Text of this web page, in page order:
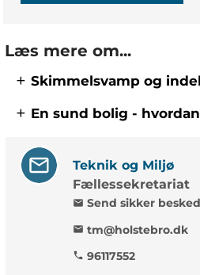
Læs mere om...
Skimmelsvamp og
En sund bolig - hvordan
Teknik og Miljø
Fællessekretariat
mail Send sikker besked
mail tm@holstebro.dk
phone 96117552